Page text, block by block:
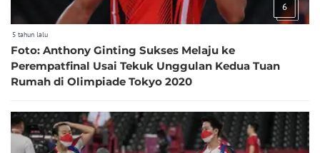
6
5 tahun lalu
Foto: Anthony Ginting Sukses Melaju ke
Perempatfinal Usai Tekuk Unggulan Kedua Tuan
Rumah di Olimpiade Tokyo 2020